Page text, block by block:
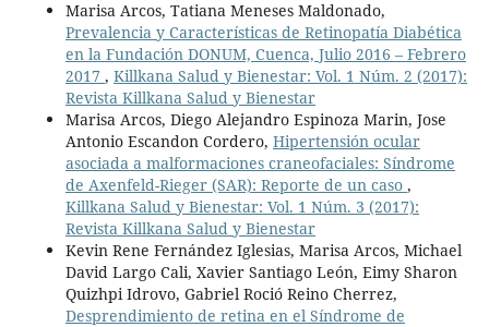
Marisa Arcos, Tatiana Meneses Maldonado,
Prevalencia y Características de Retinopatía Diabética
en la Fundación DONUM, Cuenca, Julio 2016 – Febrero
2017 , Killkana Salud y Bienestar: Vol. 1 Núm. 2 (2017):
Revista Killkana Salud y Bienestar
Marisa Arcos, Diego Alejandro Espinoza Marin, Jose
Antonio Escandon Cordero, Hipertensión ocular
asociada a malformaciones craneofaciales: Síndrome
de Axenfeld-Rieger (SAR): Reporte de un caso ,
Killkana Salud y Bienestar: Vol. 1 Núm. 3 (2017):
Revista Killkana Salud y Bienestar
Kevin Rene Fernández Iglesias, Marisa Arcos, Michael
David Largo Cali, Xavier Santiago León, Eimy Sharon
Quizhpi Idrovo, Gabriel Roció Reino Cherrez,
Desprendimiento de retina en el Síndrome de